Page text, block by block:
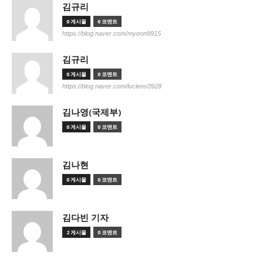
김규리
0 게시물 0 코멘트
https://blog.naver.com/myeon9915
김규리
0 게시물 0 코멘트
https://blog.naver.com/luciens0928
김나영(국제부)
0 게시물 0 코멘트
김나현
0 게시물 0 코멘트
김다빈 기자
2 게시물 0 코멘트